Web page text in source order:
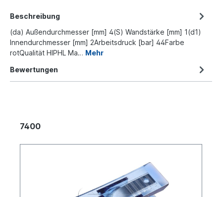
Beschreibung
(da) Außendurchmesser [mm] 4(S) Wandstärke [mm] 1(d1)
Innendurchmesser [mm] 2Arbeitsdruck [bar] 44Farbe
rotQualität HIPHL Ma… Mehr
Bewertungen
7400